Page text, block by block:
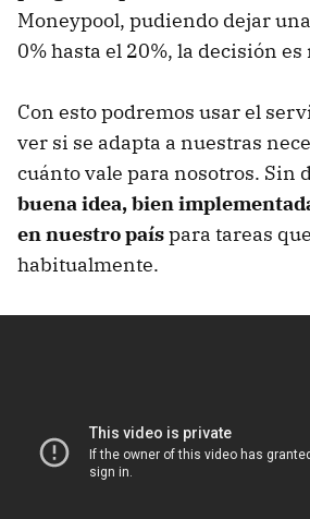
Moneypool, pudiendo dejar
0% hasta el 20%, la decisión
Con esto podremos usar el
ver si se adapta a nuestras
cuánto vale para nosotros. Sin
buena idea, bien
en nuestro paíspara tareas
habitualmente.